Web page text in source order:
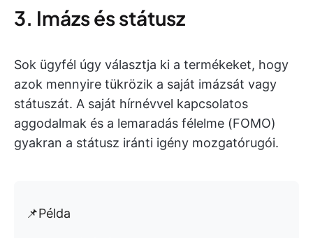
3. Imázs és státusz
Sok ügyfél úgy választja ki a termékeket, hogy
azok mennyire tükrözik a saját imázsát vagy
státuszát. A saját hírnévvel kapcsolatos
aggodalmak és a lemaradás félelme (FOMO)
gyakran a státusz iránti igény mozgatórugói.
📌Példa